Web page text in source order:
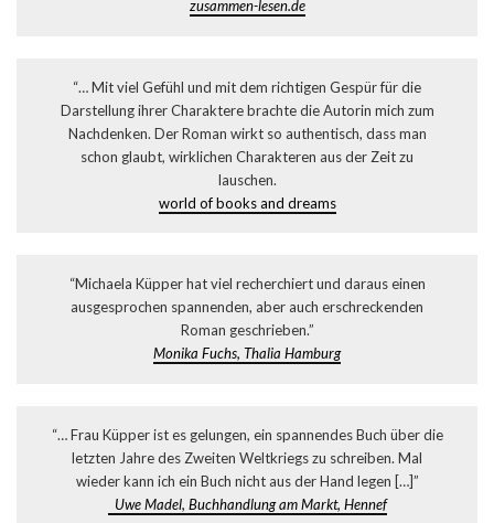
zusammen-lesen.de
“… Mit viel Gefühl und mit dem richtigen Gespür für die
Darstellung ihrer Charaktere brachte die Autorin mich zum
Nachdenken. Der Roman wirkt so authentisch, dass man
schon glaubt, wirklichen Charakteren aus der Zeit zu
lauschen.
world of books and dreams
“Michaela Küpper hat viel recherchiert und daraus einen
ausgesprochen spannenden, aber auch erschreckenden
Roman geschrieben.”
Monika Fuchs, Thalia Hamburg
“… Frau Küpper ist es gelungen, ein spannendes Buch über die
letzten Jahre des Zweiten Weltkriegs zu schreiben. Mal
wieder kann ich ein Buch nicht aus der Hand legen […]”
Uwe Madel, Buchhandlung am Markt, Hennef